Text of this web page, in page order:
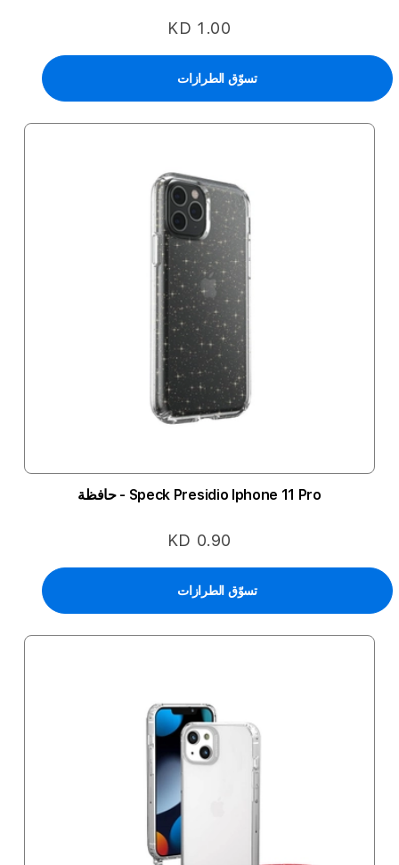
KD 1.00
تسوّق الطرازات
Speck Presidio Iphone 11 Pro - حافظة
KD 0.90
تسوّق الطرازات